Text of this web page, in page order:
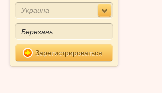
Украина
Зарегистрироваться